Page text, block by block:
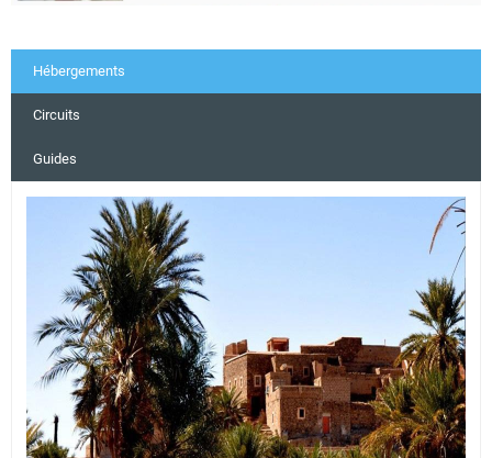
Hébergements
Circuits
Guides